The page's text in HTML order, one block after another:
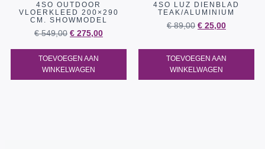
4SO OUTDOOR
VLOERKLEED 200×290
CM. SHOWMODEL
€549,00 € 275,00
TOEVOEGEN AAN
WINKELWAGEN
4SO LUZ DIENBLAD
TEAK/ALUMINIUM
€89,00 € 25,00
TOEVOEGEN AAN
WINKELWAGEN